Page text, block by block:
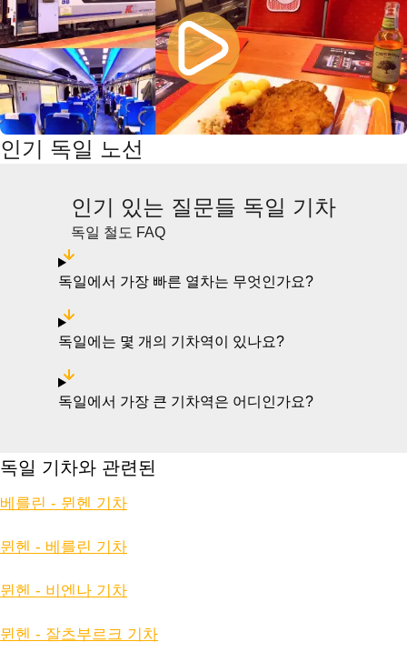
인기 독일 노선
인기 있는 질문들 독일 기차
독일 철도 FAQ
독일에서 가장 빠른 열차는 무엇인가요?
독일에는 몇 개의 기차역이 있나요?
독일에서 가장 큰 기차역은 어디인가요?
독일 기차와 관련된
베를린 - 뮌헨 기차
뮌헨 - 베를린 기차
뮌헨 - 비엔나 기차
뮌헨 - 잘츠부르크 기차